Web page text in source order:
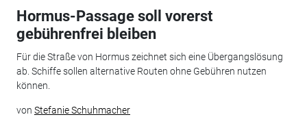
Hormus-Passage soll vorerst
gebührenfrei bleiben
Für die Straße von Hormus zeichnet sich eine Übergangslösung
ab. Schiffe sollen alternative Routen ohne Gebühren nutzen
können.
von Stefanie Schuhmacher